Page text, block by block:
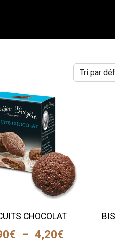
CHOCOLAT
€ – 4,20€